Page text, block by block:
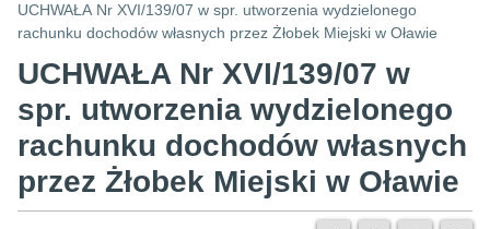
UCHWAŁA Nr XVI/139/07 w spr. utworzenia wydzielonego
rachunku dochodów własnych przez Żłobek Miejski w Oławie
UCHWAŁA Nr XVI/139/07 w
spr. utworzenia wydzielonego
rachunku dochodów własnych
przez Żłobek Miejski w Oławie